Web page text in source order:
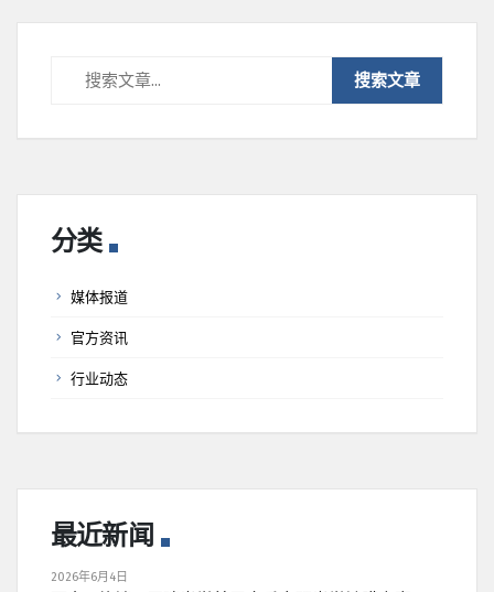
分类
媒体报道
官方资讯
行业动态
最近新闻
2026年6月4日